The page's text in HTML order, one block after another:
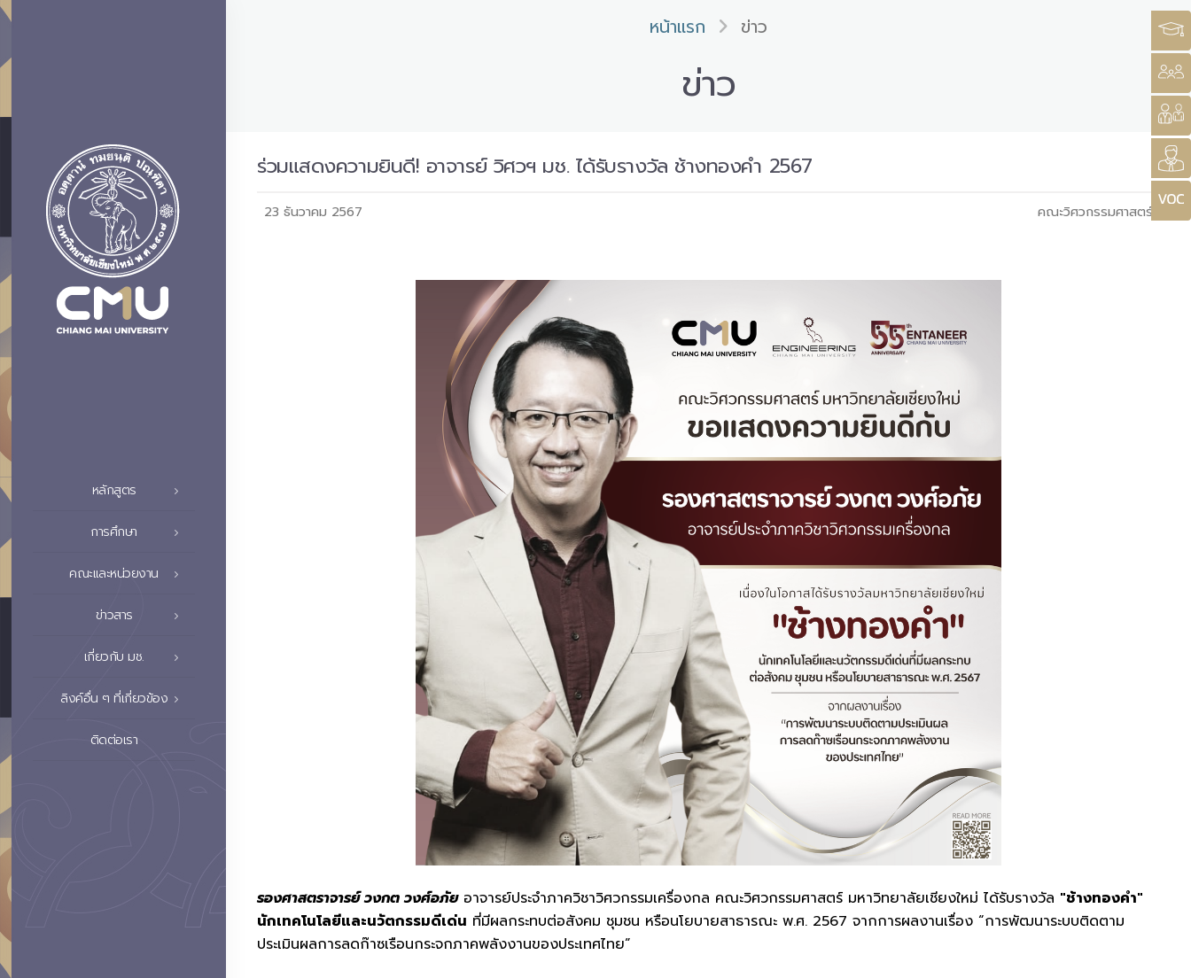
หลักสูตร
การศึกษา
คณะและหน่วยงาน
ข่าวสาร
เกี่ยวกับ มช.
ลิงค์อื่น ๆ ที่เกี่ยวข้อง
ติดต่อเรา
หน้าแรก ข่าว
ข่าว
ร่วมแสดงความยินดี! อาจารย์ วิศวฯ มช. ได้รับรางวัล ช้างทองคำ 2567
23 ธันวาคม 2567 คณะวิศวกรรมศาสตร์
รองศาสตราจารย์ วงกต วงศ์อภัยอาจารย์ประจำภาควิชาวิศวกรรมเครื่องกล คณะวิศวกรรมศาสตร์ มหาวิทยาลัยเชียงใหม่ ได้รับรางวัล "ช้างทองคำ"
นักเทคโนโลยีและนวัตกรรมดีเด่น ที่มีผลกระทบต่อสังคม ชุมชน หรือนโยบายสาธารณะ พ.ศ. 2567 จากการผลงานเรื่อง “การพัฒนาระบบติดตาม
ประเมินผลการลดก๊าซเรือนกระจกภาคพลังงานของประเทศไทย”